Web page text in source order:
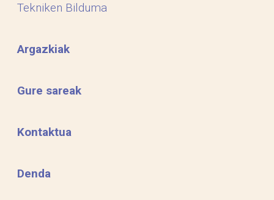
Tekniken Bilduma
Argazkiak
Gure sareak
Kontaktua
Denda